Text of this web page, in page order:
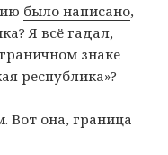
было написано,
Я всё гадал,
знаке
республика»?
Вот она, граница